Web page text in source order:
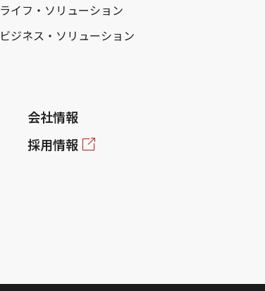
ライフ・ソリューション
ビジネス・ソリューション
会社情報
採用情報